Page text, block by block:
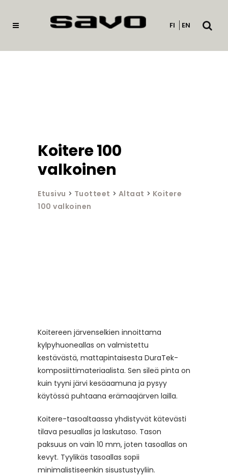
FI EN
Avaa
Koitere 100
valkoinen
Etusivu > Tuotteet > Altaat > Koitere
100 valkoinen
Koitereen järvenselkien innoittama
kylpyhuoneallas on valmistettu
kestävästä, mattapintaisesta DuraTek-
komposiittimateriaalista. Sen sileä pinta on
kuin tyyni järvi kesäaamuna ja pysyy
käytössä puhtaana erämaajärven lailla.
Koitere-tasoaltaassa yhdistyvät kätevästi
tilava pesuallas ja laskutaso. Tason
paksuus on vain 10 mm, joten tasoallas on
kevyt. Tyylikäs tasoallas sopii
minimalistiseenkin sisustustyyliin.